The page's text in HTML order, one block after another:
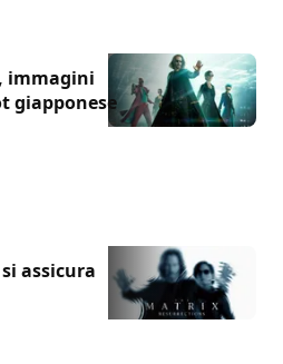
immagini
giapponese
assicura